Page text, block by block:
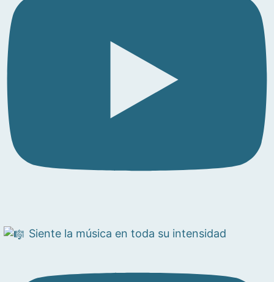
Siente la música en toda su intensidad